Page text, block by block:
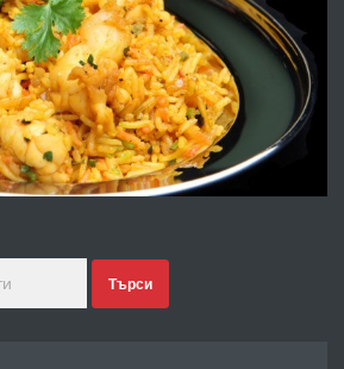
гараж под наем
преди 4 дни
Магазин/Офис под наем в кв.
Търси